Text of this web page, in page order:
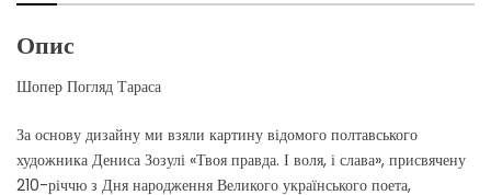
Опис
Шопер Погляд Тараса
За основу дизайну ми взяли картину відомого полтавського
художника Дениса Зозулі «Твоя правда. І воля, і слава», присвячену
210-річчю з Дня народження Великого українського поета,